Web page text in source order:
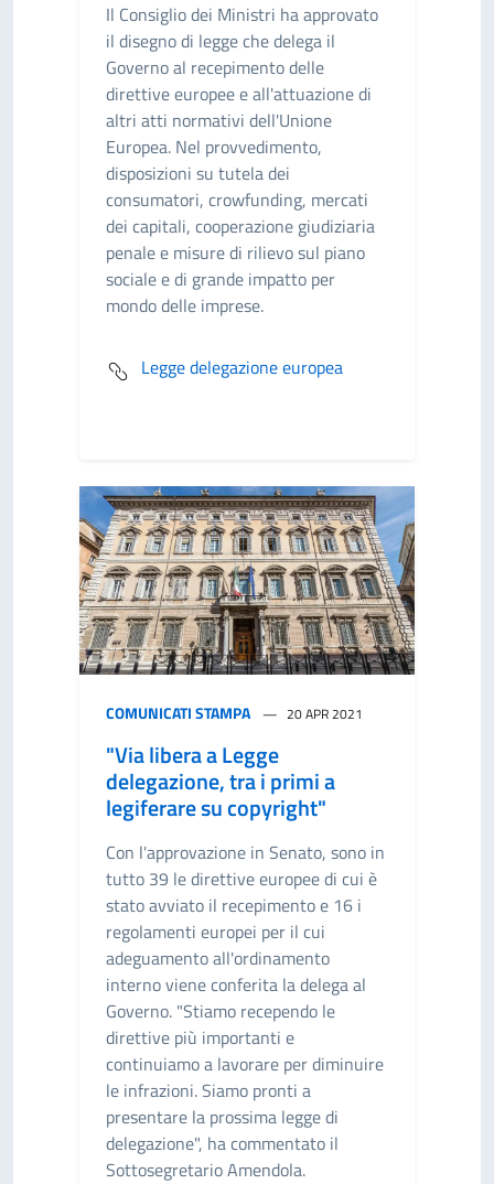
Il Consiglio dei Ministri ha approvato
il disegno di legge che delega il
Governo al recepimento delle
direttive europee e all'attuazione di
altri atti normativi dell'Unione
Europea. Nel provvedimento,
disposizioni su tutela dei
consumatori, crowfunding, mercati
dei capitali, cooperazione giudiziaria
penale e misure di rilievo sul piano
sociale e di grande impatto per
mondo delle imprese.
Legge delegazione europea
COMUNICATI STAMPA 20 APR 2021
"Via libera a Legge
delegazione, tra i primi a
legiferare su copyright"
Con l'approvazione in Senato, sono in
tutto 39 le direttive europee di cui è
stato avviato il recepimento e 16 i
regolamenti europei per il cui
adeguamento all'ordinamento
interno viene conferita la delega al
Governo. "Stiamo recependo le
direttive più importanti e
continuiamo a lavorare per diminuire
le infrazioni. Siamo pronti a
presentare la prossima legge di
delegazione", ha commentato il
Sottosegretario Amendola.